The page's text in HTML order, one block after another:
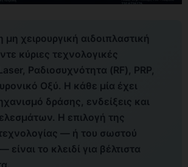
χειρουργική αιδοιπλαστική
κύριες τεχνολογικές
Ραδιοσυχνότητα (RF), PRP,
Οξύ. Η κάθε μία έχει
δράσης, ενδείξεις και
Η επιλογή της
— ή του σωστού
το κλειδί για βέλτιστα